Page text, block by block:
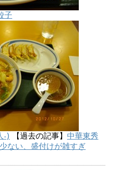
子
-) 【過去の記事】 中華東秀
ない、盛付けが雑すぎ